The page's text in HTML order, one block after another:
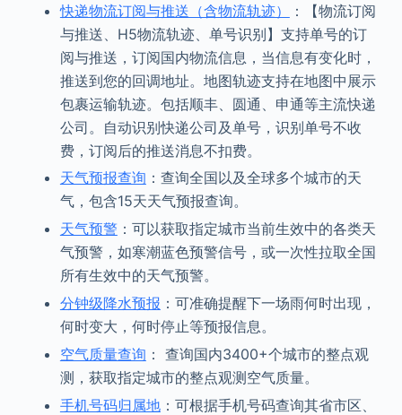
快递物流订阅与推送（含物流轨迹）
：【物流订阅
与推送、H5物流轨迹、单号识别】支持单号的订
阅与推送，订阅国内物流信息，当信息有变化时，
推送到您的回调地址。地图轨迹支持在地图中展示
包裹运输轨迹。包括顺丰、圆通、申通等主流快递
公司。自动识别快递公司及单号，识别单号不收
费，订阅后的推送消息不扣费。
天气预报查询 ：查询全国以及全球多个城市的天
气，包含15天天气预报查询。
天气预警 ：可以获取指定城市当前生效中的各类天
气预警，如寒潮蓝色预警信号，或一次性拉取全国
所有生效中的天气预警。
分钟级降水预报 ：可准确提醒下一场雨何时出现，
何时变大，何时停止等预报信息。
空气质量查询 ： 查询国内3400+个城市的整点观
测，获取指定城市的整点观测空气质量。
手机号码归属地：可根据手机号码查询其省市区、